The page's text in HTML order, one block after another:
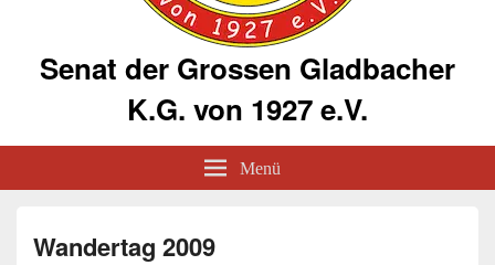
Senat der Grossen Gladbacher
K.G. von 1927 e.V.
Menü
Wandertag 2009